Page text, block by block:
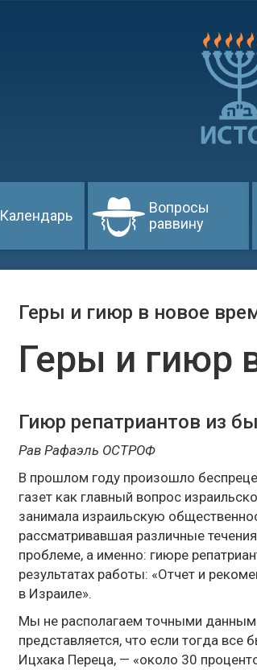
Календарь
Вопросы
раввину
Геры и гиюр в новое
Геры и гиюр
Гиюр репатриантов из
Рав Рафаэль ОСТРОФ
В прошлом году произошло
газет как главный вопрос
занимала израильскую
рассматривавшая различные
проблеме, а именно: гиюре
результатах работы: «Отчет и
в Израиле».
Мы не располагаем точными
представляется, что если тогда
Ицхака Переца, — «около 30